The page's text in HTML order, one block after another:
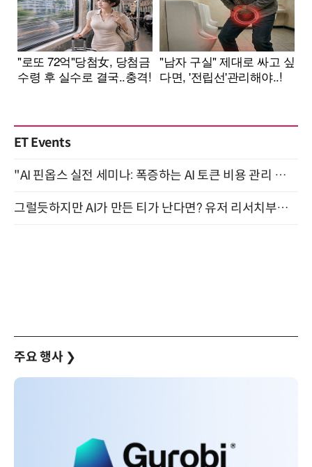
ET Events
"AI 핀옵스 실전 세미나: 폭증하는 AI 토큰 비용 관리 전략" 8월 21일 개최
그럴듯하지만 AI가 만든 티가 난다면? 유저 리서치부터 배포까지! (9/15)
주요 행사 ❯